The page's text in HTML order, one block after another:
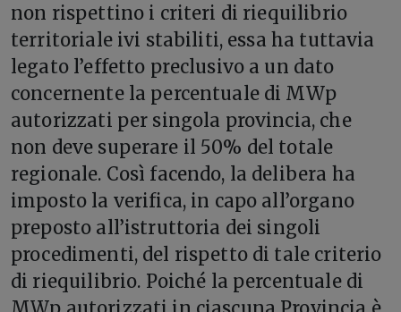
non rispettino i criteri di riequilibrio
territoriale ivi stabiliti, essa ha tuttavia
legato l’effetto preclusivo a un dato
concernente la percentuale di MWp
autorizzati per singola provincia, che
non deve superare il 50% del totale
regionale. Così facendo, la delibera ha
imposto la verifica, in capo all’organo
preposto all’istruttoria dei singoli
procedimenti, del rispetto di tale criterio
di riequilibrio. Poiché la percentuale di